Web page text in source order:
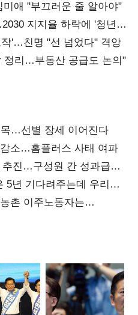
애 "부끄러운 줄 알아야"
지지율 하락에 '청년
'…친명 "선 넘었다" 격앙
정리…부동산 공급도 논의"
…선별 장세 이어진다
소…홈플러스 사태 여파
추진…구성원 간 성과급
년 기다려주는데 우리는
한 코스닥 구하기
촌 이주노동자는